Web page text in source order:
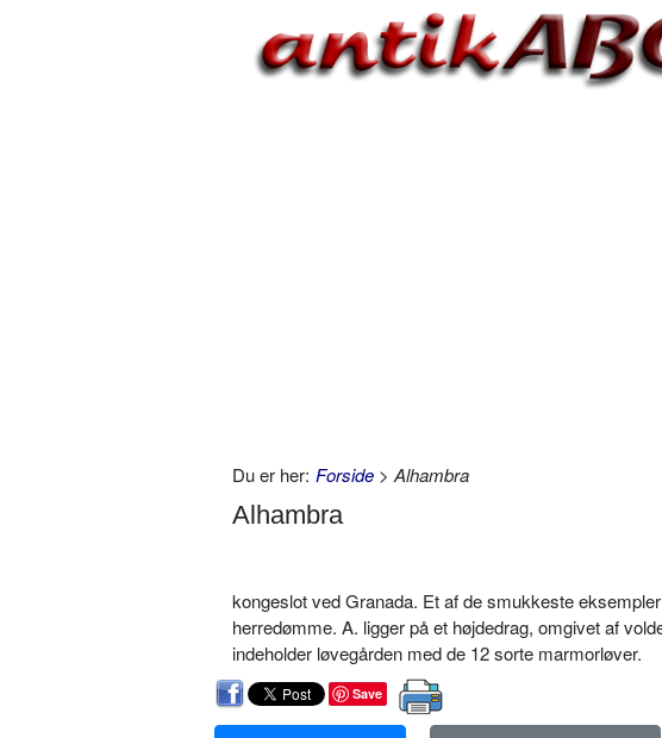
Du er her: Forside > Alhambra
Alhambra
kongeslot ved Granada. Et af de smukkeste
herredømme. A. ligger på et højdedrag, omgivet af
indeholder løvegården med de 12 sorte marmorløver.
Save